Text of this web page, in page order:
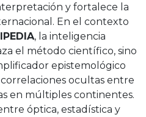
y fortalece la
En el contexto
, la inteligencia
el método científico, sino
epistemológico
ocultas entre
en múltiples continentes.
óptica, estadística y